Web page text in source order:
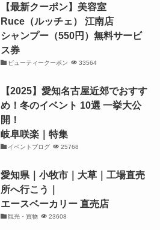
【最新クーポン】美容室
Ruce（ルッチェ） 江南店
シャンプー（550円）無料サービ
ス券
ビューティークーポン 33564
【2025】愛知名古屋近郊でおすす
め！冬のイベント 10選 一挙大公
開！
岐阜咲楽｜特集
イベントブログ 25768
愛知県｜小牧市｜大草｜工場直売
所へ行こう｜
エースベーカリー 直売店
観光・買物 23608